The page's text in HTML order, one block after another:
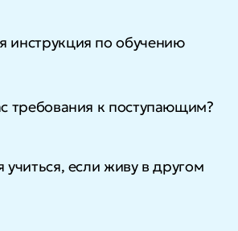
инструкция по обучению
требования к поступающим?
учиться, если живу в другом